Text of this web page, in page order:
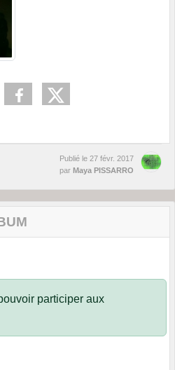
Publié le 27 févr. 2017
par Maya PISSARRO
participer aux